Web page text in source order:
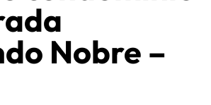
Nobre –